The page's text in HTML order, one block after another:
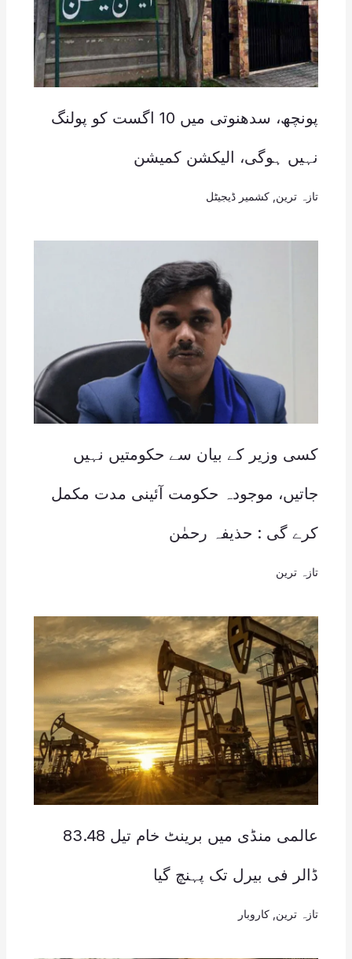
پونچھ، سدھنوتی میں 10 اگست کو پولنگ
نہیں ہوگی، الیکشن کمیشن
تازہ ترین کشمیر ڈیجیٹل
کسی وزیر کے بیان سے حکومتیں نہیں
جاتیں، موجودہ حکومت آئینی مدت مکمل
کرے گی : حذیفہ رحمٰن
تازہ ترین
عالمی منڈی میں برینٹ خام تیل 83.48
ڈالر فی بیرل تک پہنچ گیا
تازہ ترین کاروبار